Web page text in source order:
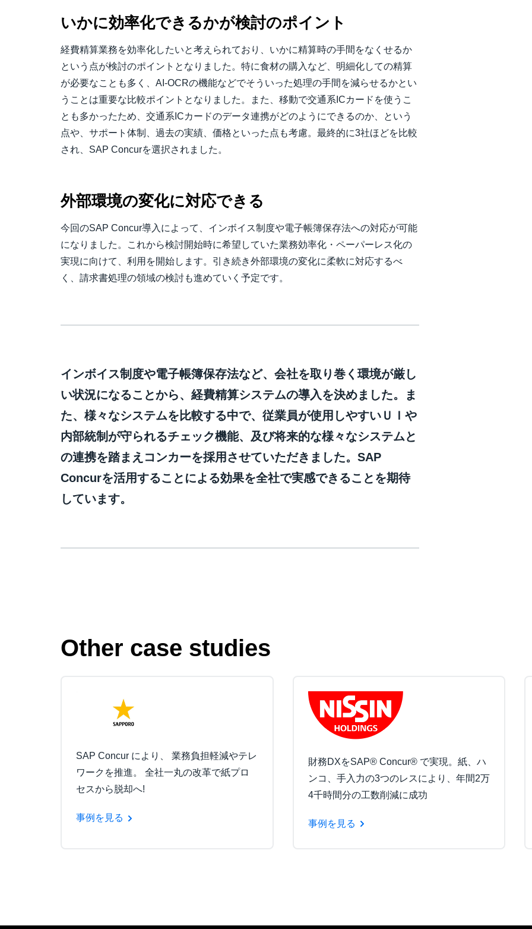
いかに効率化できるかが検討のポイント
経費精算業務を効率化したいと考えられており、いかに精算時の手間をなくせるか
という点が検討のポイントとなりました。特に食材の購入など、明細化しての精算
が必要なことも多く、AI-OCRの機能などでそういった処理の手間を減らせるかとい
うことは重要な比較ポイントとなりました。また、移動で交通系ICカードを使うこ
とも多かったため、交通系ICカードのデータ連携がどのようにできるのか、という
点や、サポート体制、過去の実績、価格といった点も考慮。最終的に3社ほどを比較
され、SAP Concurを選択されました。
外部環境の変化に対応できる
今回のSAP Concur導入によって、インボイス制度や電子帳簿保存法への対応が可能
になりました。これから検討開始時に希望していた業務効率化・ペーパーレス化の
実現に向けて、利用を開始します。引き続き外部環境の変化に柔軟に対応するべ
く、請求書処理の領域の検討も進めていく予定です。
インボイス制度や電子帳簿保存法など、会社を取り巻く環境が厳し
い状況になることから、経費精算システムの導入を決めました。ま
た、様々なシステムを比較する中で、従業員が使用しやすいＵＩや
内部統制が守られるチェック機能、及び将来的な様々なシステムと
の連携を踏まえコンカーを採用させていただきました。SAP
Concurを活用することによる効果を全社で実感できることを期待
しています。
Other case studies
SAP Concur により、 業務負担軽減やテレ
ワークを推進。 全社一丸の改革で紙プロ
セスから脱却へ!
事例を見る
財務DXをSAP® Concur® で実現。紙、ハ
ンコ、手入力の3つのレスにより、年間2万
4千時間分の工数削減に成功
事例を見る